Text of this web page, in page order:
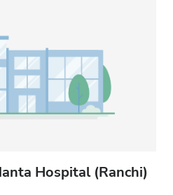
Hospital (Ranchi)